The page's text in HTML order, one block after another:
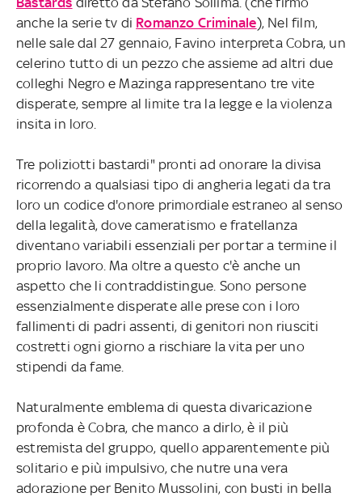
anche la serie tv di Romanzo Criminale), Nel film,
nelle sale dal 27 gennaio, Favino interpreta Cobra, un
celerino tutto di un pezzo che assieme ad altri due
colleghi Negro e Mazinga rappresentano tre vite
disperate, sempre al limite tra la legge e la violenza
insita in loro.
Tre poliziotti bastardi" pronti ad onorare la divisa
ricorrendo a qualsiasi tipo di angheria legati da tra
loro un codice d'onore primordiale estraneo al senso
della legalità, dove cameratismo e fratellanza
diventano variabili essenziali per portar a termine il
proprio lavoro. Ma oltre a questo c'è anche un
aspetto che li contraddistingue. Sono persone
essenzialmente disperate alle prese con i loro
fallimenti di padri assenti, di genitori non riusciti
costretti ogni giorno a rischiare la vita per uno
stipendi da fame.
Naturalmente emblema di questa divaricazione
profonda è Cobra, che manco a dirlo, è il più
estremista del gruppo, quello apparentemente più
solitario e più impulsivo, che nutre una vera
adorazione per Benito Mussolini, con busti in bella